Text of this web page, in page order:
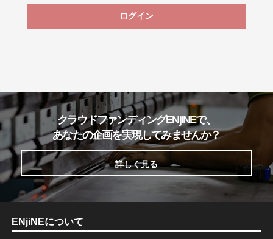
ログイン
クラウドファンディングENjiNEで、
あなたの企画を実現してみませんか？
詳しく見る
ENjiNEについて